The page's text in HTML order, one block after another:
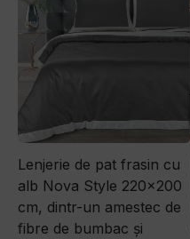
246.00lei.
Lenjerie de pat frasin cu
alb Nova Style 220×200
cm, dintr-un amestec de
fibre de bumbac și